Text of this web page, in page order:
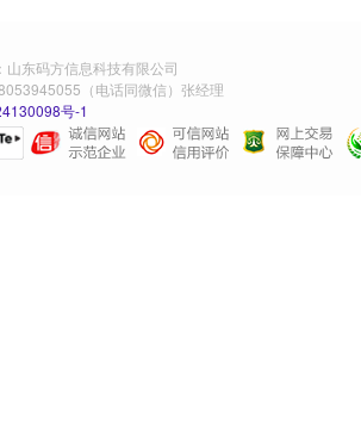
东码方信息科技有限公司
（电话同微信）张经理
号-1